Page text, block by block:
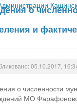
о
и
05.10.2017,
о численности
МО